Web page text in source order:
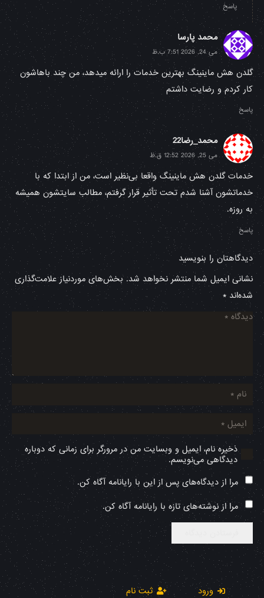
پاسخ
محمد پارسا
می 24, 2026 7:51 ب.ظ
گلدن هش ماینینگ بهترین خدمات را ارائه میدهد، من چند باهاشون
کار کردم و رضایت داشتم
پاسخ
محمد_رضا22
می 25, 2026 12:52 ق.ظ
خدمات‌ گلدن هش ماینینگ واقعا بی‌نظیر است، من از ابتدا که با
خدماتشون آشنا شدم تحت تأثیر قرار گرفتم، مطالب سایتشون همیشه
به روزه.
پاسخ
دیدگاهتان را بنویسید
نشانی ایمیل شما منتشر نخواهد شد. بخش‌های موردنیاز علامت‌گذاری
شده‌اند*
ذخیره نام، ایمیل و وبسایت من در مرورگر برای زمانی که دوباره
دیدگاهی می‌نویسم.
مرا از دیدگاه‌های پس از این با رایانامه آگاه کن.
مرا از نوشته‌های تازه با رایانامه آگاه کن.
ورود ثبت نام